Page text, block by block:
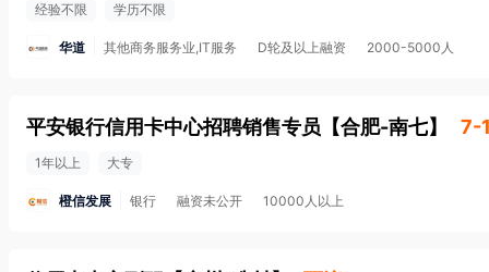
经验不限 学历不限
华道 其他商务服务业,IT服务 D轮及以上融资 2000-5000人
平安银行信用卡中心招聘销售专员 【合肥-南七】 7-
1年以上 大专
橙信发展 银行 融资未公开 10000人以上